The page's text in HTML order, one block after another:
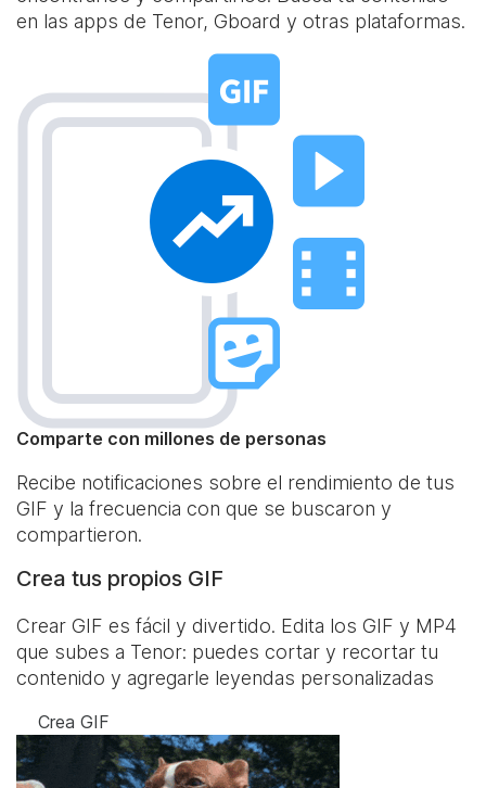
en las apps de Tenor, Gboard y otras plataformas.
Comparte con millones de personas
Recibe notificaciones sobre el rendimiento de tus
GIF y la frecuencia con que se buscaron y
compartieron.
Crea tus propios GIF
Crear GIF es fácil y divertido. Edita los GIF y MP4
que subes a Tenor: puedes cortar y recortar tu
contenido y agregarle leyendas personalizadas
Crea GIF